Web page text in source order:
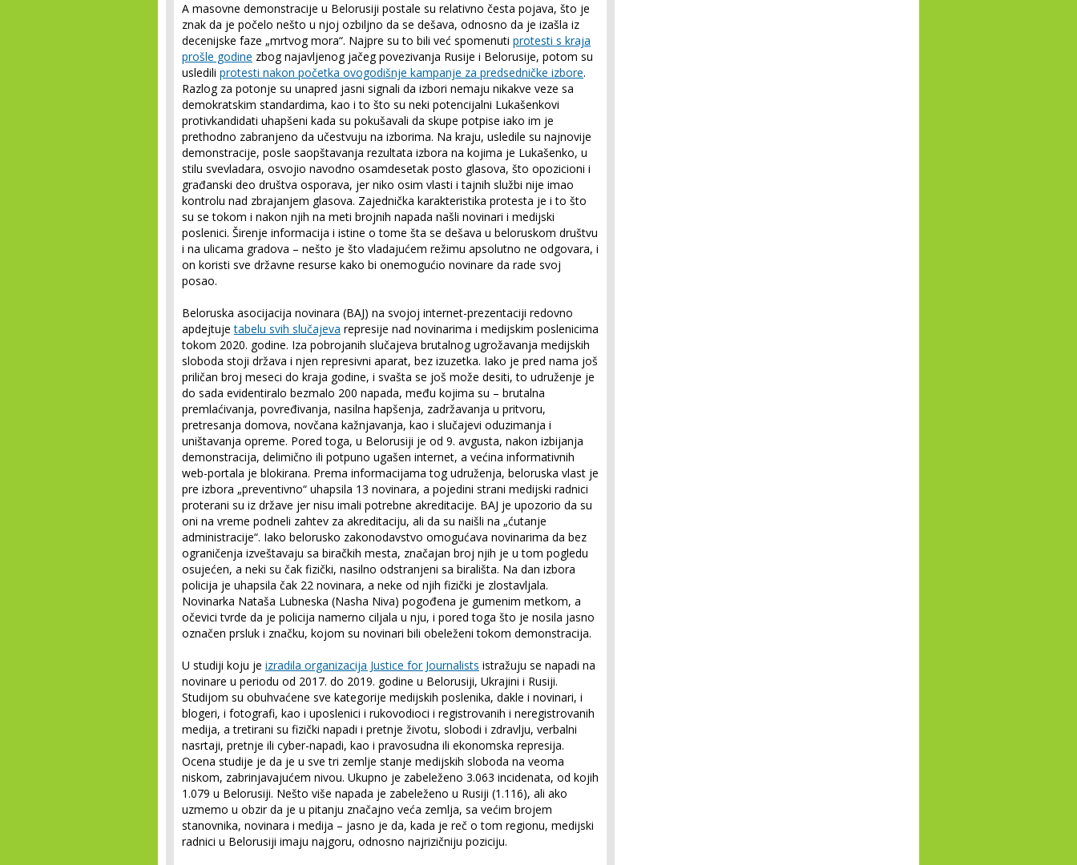
A masovne demonstracije u Belorusiji postale su relativno česta pojava, što je
znak da je počelo nešto u njoj ozbiljno da se dešava, odnosno da je izašla iz
decenijske faze „mrtvog mora“. Najpre su to bili već spomenuti protesti s kraja
prošle godine zbog najavljenog jačeg povezivanja Rusije i Belorusije, potom su
usledili protesti nakon početka ovogodišnje kampanje za predsedničke izbore.
Razlog za potonje su unapred jasni signali da izbori nemaju nikakve veze sa
demokratskim standardima, kao i to što su neki potencijalni Lukašenkovi
protivkandidati uhapšeni kada su pokušavali da skupe potpise iako im je
prethodno zabranjeno da učestvuju na izborima. Na kraju, usledile su najnovije
demonstracije, posle saopštavanja rezultata izbora na kojima je Lukašenko, u
stilu svevladara, osvojio navodno osamdesetak posto glasova, što opozicioni i
građanski deo društva osporava, jer niko osim vlasti i tajnih službi nije imao
kontrolu nad zbrajanjem glasova. Zajednička karakteristika protesta je i to što
su se tokom i nakon njih na meti brojnih napada našli novinari i medijski
poslenici. Širenje informacija i istine o tome šta se dešava u beloruskom društvu
i na ulicama gradova – nešto je što vladajućem režimu apsolutno ne odgovara, i
on koristi sve državne resurse kako bi onemogućio novinare da rade svoj
posao.
Beloruska asocijacija novinara (BAJ) na svojoj internet-prezentaciji redovno
apdejtujetabelu svih slučajeva represije nad novinarima i medijskim poslenicima
tokom 2020. godine. Iza pobrojanih slučajeva brutalnog ugrožavanja medijskih
sloboda stoji država i njen represivni aparat, bez izuzetka. Iako je pred nama još
priličan broj meseci do kraja godine, i svašta se još može desiti, to udruženje je
do sada evidentiralo bezmalo 200 napada, među kojima su – brutalna
premlaćivanja, povređivanja, nasilna hapšenja, zadržavanja u pritvoru,
pretresanja domova, novčana kažnjavanja, kao i slučajevi oduzimanja i
uništavanja opreme. Pored toga, u Belorusiji je od 9. avgusta, nakon izbijanja
demonstracija, delimično ili potpuno ugašen internet, a većina informativnih
web-portala je blokirana. Prema informacijama tog udruženja, beloruska vlast je
pre izbora „preventivno“ uhapsila 13 novinara, a pojedini strani medijski radnici
proterani su iz države jer nisu imali potrebne akreditacije. BAJ je upozorio da su
oni na vreme podneli zahtev za akreditaciju, ali da su naišli na „ćutanje
administracije“. Iako belorusko zakonodavstvo omogućava novinarima da bez
ograničenja izveštavaju sa biračkih mesta, značajan broj njih je u tom pogledu
osujećen, a neki su čak fizički, nasilno odstranjeni sa birališta. Na dan izbora
policija je uhapsila čak 22 novinara, a neke od njih fizički je zlostavljala.
Novinarka Nataša Lubneska (Nasha Niva) pogođena je gumenim metkom, a
očevici tvrde da je policija namerno ciljala u nju, i pored toga što je nosila jasno
označen prsluk i značku, kojom su novinari bili obeleženi tokom demonstracija.
U studiji koju je izradila organizacija Justice for Journalists istražuju se napadi na
novinare u periodu od 2017. do 2019. godine u Belorusiji, Ukrajini i Rusiji.
Studijom su obuhvaćene sve kategorije medijskih poslenika, dakle i novinari, i
blogeri, i fotografi, kao i uposlenici i rukovodioci i registrovanih i neregistrovanih
medija, a tretirani su fizički napadi i pretnje životu, slobodi i zdravlju, verbalni
nasrtaji, pretnje ili cyber-napadi, kao i pravosudna ili ekonomska represija.
Ocena studije je da je u sve tri zemlje stanje medijskih sloboda na veoma
niskom, zabrinjavajućem nivou. Ukupno je zabeleženo 3.063 incidenata, od kojih
1.079 u Belorusiji. Nešto više napada je zabeleženo u Rusiji (1.116), ali ako
uzmemo u obzir da je u pitanju značajno veća zemlja, sa većim brojem
stanovnika, novinara i medija – jasno je da, kada je reč o tom regionu, medijski
radnici u Belorusiji imaju najgoru, odnosno najrizičniju poziciju.